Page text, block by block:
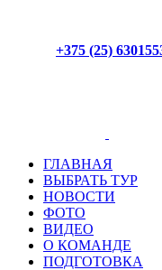
+375 (25)
ГЛАВНАЯ
ВЫБРАТЬ ТУР
НОВОСТИ
ФОТО
ВИДЕО
О КОМАНДЕ
ПОДГОТОВКА